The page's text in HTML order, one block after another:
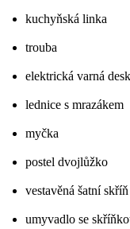
kuchyňská linka
trouba
elektrická varná
lednice s mrazákem
myčka
postel dvojlůžko
vestavěná šatní
umyvadlo se